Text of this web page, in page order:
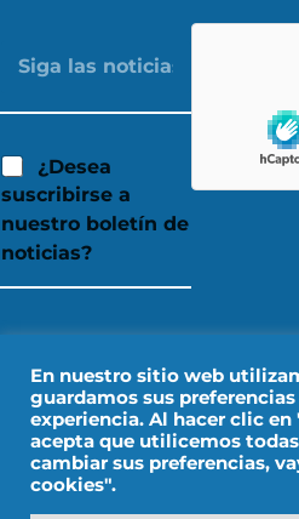
¿Desea
suscribirse a
nuestro boletín de
noticias?
En nuestro sitio web
guardamos sus
experiencia. Al hacer clic
acepta que utilicemos
cambiar sus preferencias,
cookies".